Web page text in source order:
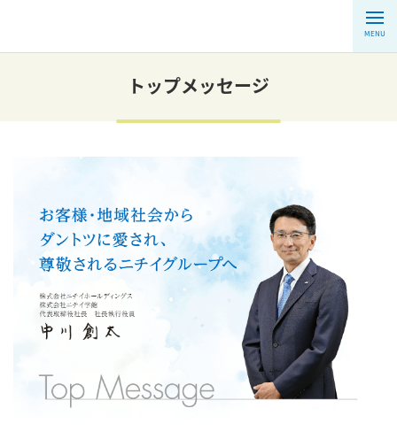
MENU
トップメッセージ